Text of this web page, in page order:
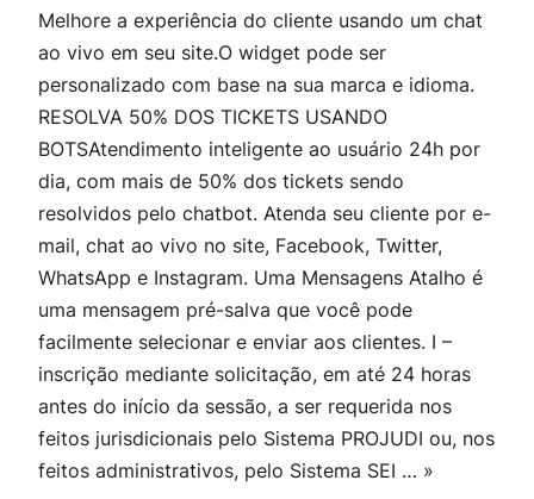
Melhore a experiência do cliente usando um chat
ao vivo em seu site.O widget pode ser
personalizado com base na sua marca e idioma.
RESOLVA 50% DOS TICKETS USANDO
BOTSAtendimento inteligente ao usuário 24h por
dia, com mais de 50% dos tickets sendo
resolvidos pelo chatbot. Atenda seu cliente por e-
mail, chat ao vivo no site, Facebook, Twitter,
WhatsApp e Instagram. Uma Mensagens Atalho é
uma mensagem pré-salva que você pode
facilmente selecionar e enviar aos clientes. I –
inscrição mediante solicitação, em até 24 horas
antes do início da sessão, a ser requerida nos
feitos jurisdicionais pelo Sistema PROJUDI ou, nos
feitos administrativos, pelo Sistema SEI … »